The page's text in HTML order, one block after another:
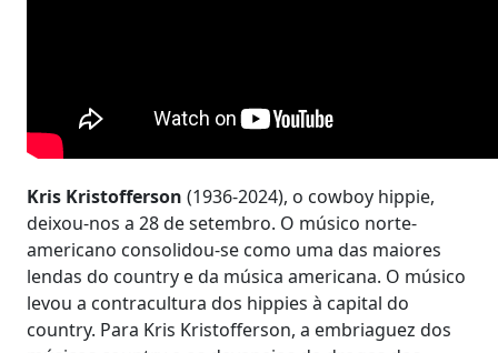
Kris Kristofferson (1936-2024), o cowboy hippie,
deixou-nos a 28 de setembro. O músico norte-
americano consolidou-se como uma das maiores
lendas do country e da música americana. O músico
levou a contracultura dos hippies à capital do
country. Para Kris Kristofferson, a embriaguez dos